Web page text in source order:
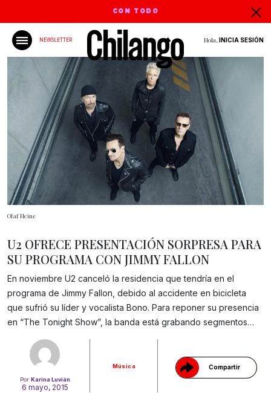
CON TODO
NEWSLETTER Hola, INICIA SESIÓN
Olaf Heine
Por Karina Luvián
6 mayo, 2015
Música Compartir
Gracias!
U2 OFRECE PRESENTACIÓN SORPRESA PARA
SU PROGRAMA CON JIMMY FALLON
En noviembre U2 canceló la residencia que tendría en el
programa de Jimmy Fallon, debido al accidente en bicicleta
que sufrió su líder y vocalista Bono. Para reponer su presencia
en “The Tonight Show”, la banda está grabando segmentos…